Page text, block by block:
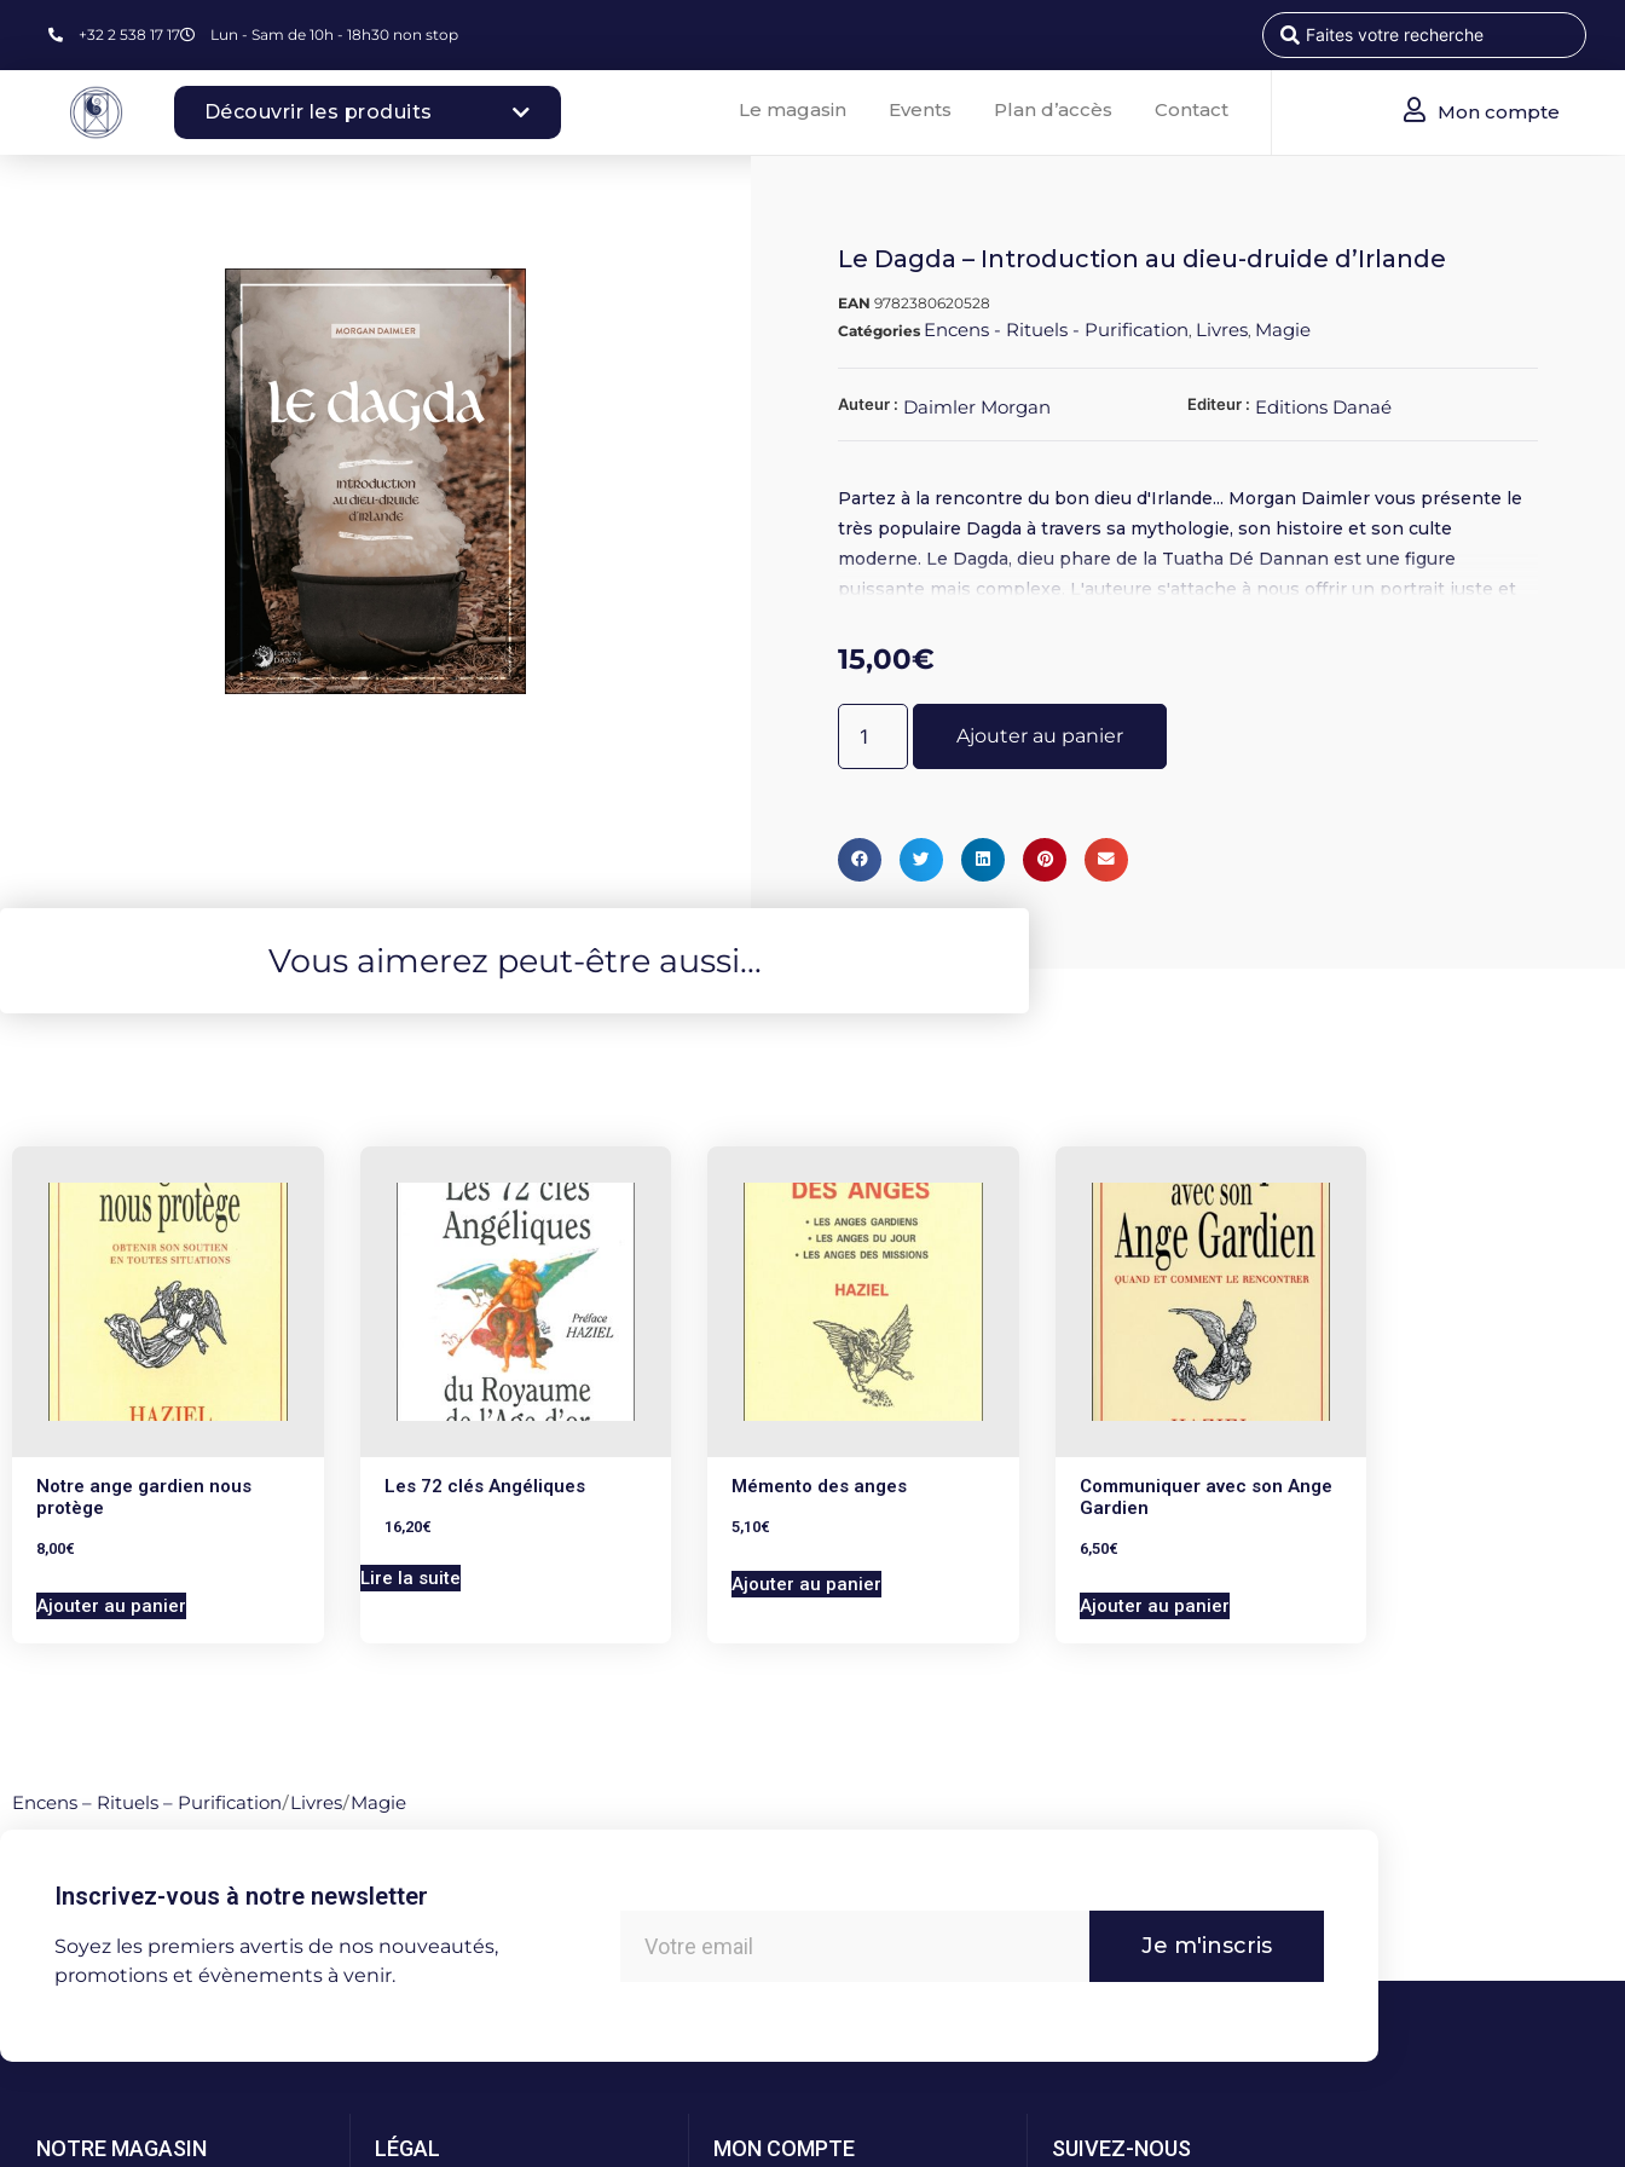
+32 2 538 17 17 Lun - Sam de 10h - 18h30 non stop
Découvrir les produits Le magasin Events Plan d’accès Contact Mon compte
Le Dagda – Introduction au dieu-druide d’Irlande
EAN9782380620528
Catégories Encens - Rituels - Purification, Livres, Magie
Auteur : Daimler Morgan Editeur : Editions Danaé
Partez à la rencontre du bon dieu d'Irlande... Morgan Daimler vous présente le
très populaire Dagda à travers sa mythologie, son histoire et son culte
moderne. Le Dagda, dieu phare de la Tuatha Dé Dannan est une figure
puissante mais complexe. L'auteure s'attache à nous offrir un portrait juste et
livrer les clés pour cheminer spirituellement avec lui.
15,00€
Ajouter au panier
Vous aimerez peut-être aussi...
Notre ange gardien nous
protège
8,00€
Ajouter au panier
Les 72 clés Angéliques
16,20€
Lire la suite
Mémento des anges
5,10€
Ajouter au panier
Communiquer avec son Ange
Gardien
6,50€
Ajouter au panier
Encens – Rituels – Purification/Livres/Magie
Inscrivez-vous à notre newsletter
Soyez les premiers avertis de nos nouveautés,
promotions et évènements à venir.
Je m'inscris
NOTRE MAGASIN LÉGAL MON COMPTE SUIVEZ-NOUS